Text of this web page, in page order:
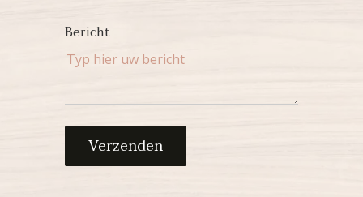
Bericht
Verzenden